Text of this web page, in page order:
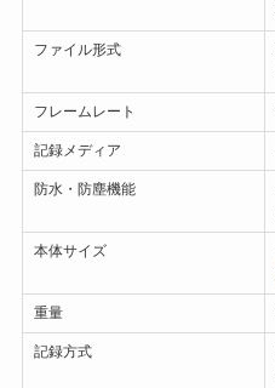
ファイル形式
フレームレート
記録メディア
防水・防塵機能
本体サイズ
重量
記録方式